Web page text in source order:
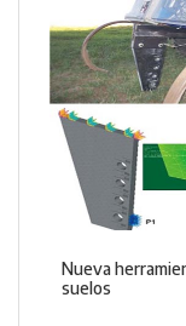
Nueva
suelos